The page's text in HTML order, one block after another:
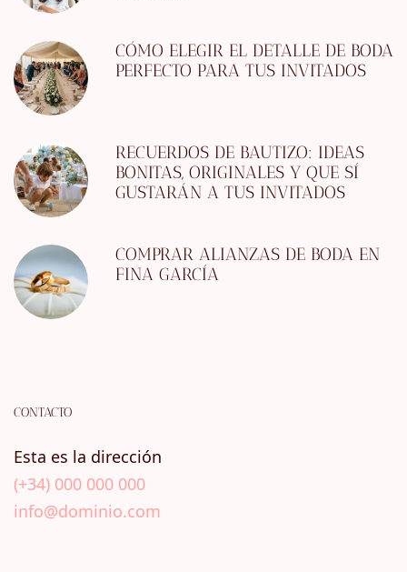
CÓMO ELEGIR EL DETALLE DE BODA
PERFECTO PARA TUS INVITADOS
RECUERDOS DE BAUTIZO: IDEAS
BONITAS, ORIGINALES Y QUE SÍ
GUSTARÁN A TUS INVITADOS
COMPRAR ALIANZAS DE BODA EN
FINA GARCÍA
CONTACTO
Esta es la dirección
(+34) 000 000 000
info@dominio.com